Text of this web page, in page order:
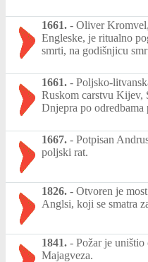
1661. - Oliver
Engleske, je ritualno
smrti, na godišnjicu
1661. - Poljsko-
Ruskom carstvu Kijev,
Dnjepra po
1667. - Potpisan
poljski rat.
1826. - Otvoren je
Anglsi, koji se smatra
1841. - Požar je uništio
Majagveza.